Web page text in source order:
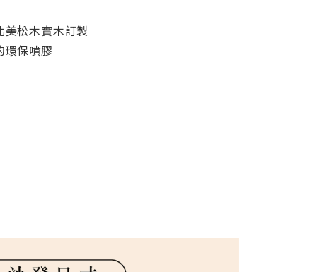
美松木實木訂製
環保噴膠